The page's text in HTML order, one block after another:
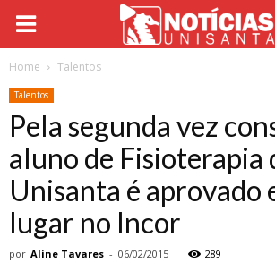
Home Talentos
Talentos
Pela segunda vez
aluno de Fisioterapia
Unisanta é aprovado
lugar no Incor
por Aline Tavares - 06/02/2015 289